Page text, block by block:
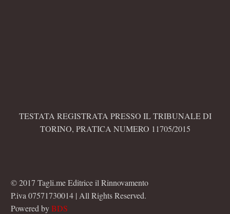
TESTATA REGISTRATA PRESSO IL TRIBUNALE DI
TORINO, PRATICA NUMERO 11705/2015
© 2017 Tagli.me Editrice il Rinnovamento
P.iva 07571730014 | All Rights Reserved.
Powered byBDS